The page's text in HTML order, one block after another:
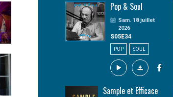
Pop & Soul
Sam. 18 juillet
2026
S05E34
POP SOUL
Sample et Efficace